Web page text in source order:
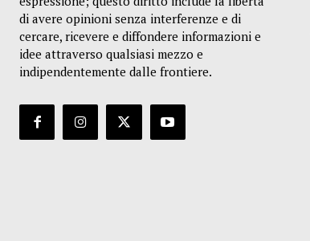
di avere opinioni senza interferenze e di
cercare, ricevere e diffondere informazioni e
idee attraverso qualsiasi mezzo e
indipendentemente dalle frontiere.